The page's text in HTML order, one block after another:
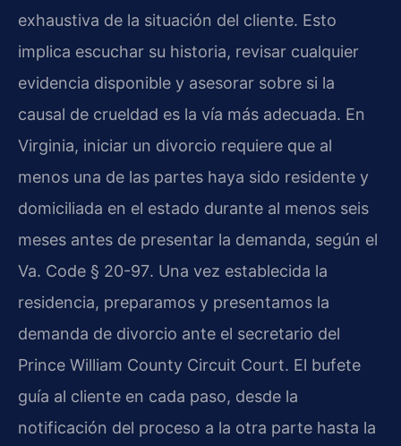
exhaustiva de la situación del cliente. Esto
implica escuchar su historia, revisar cualquier
evidencia disponible y asesorar sobre si la
causal de crueldad es la vía más adecuada. En
Virginia, iniciar un divorcio requiere que al
menos una de las partes haya sido residente y
domiciliada en el estado durante al menos seis
meses antes de presentar la demanda, según el
Va. Code § 20-97. Una vez establecida la
residencia, preparamos y presentamos la
demanda de divorcio ante el secretario del
Prince William County Circuit Court. El bufete
guía al cliente en cada paso, desde la
notificación del proceso a la otra parte hasta la